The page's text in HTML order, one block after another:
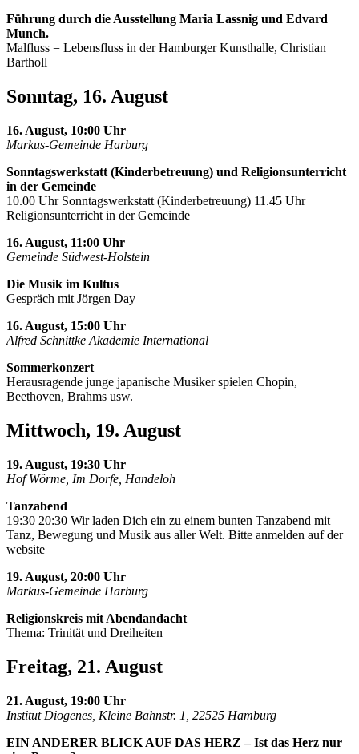
Führung durch die Ausstellung Maria Lassnig und Edvard
Munch.
Malfluss = Lebensfluss in der Hamburger Kunsthalle, Christian
Bartholl
Sonntag, 16. August
16. August, 10:00 Uhr
Markus-Gemeinde Harburg
Sonntagswerkstatt (Kinderbetreuung) und Religionsunterricht
in der Gemeinde
10.00 Uhr Sonntagswerkstatt (Kinderbetreuung) 11.45 Uhr
Religionsunterricht in der Gemeinde
16. August, 11:00 Uhr
Gemeinde Südwest-Holstein
Die Musik im Kultus
Gespräch mit Jörgen Day
16. August, 15:00 Uhr
Alfred Schnittke Akademie International
Sommerkonzert
Herausragende junge japanische Musiker spielen Chopin,
Beethoven, Brahms usw.
Mittwoch, 19. August
19. August, 19:30 Uhr
Hof Wörme, Im Dorfe, Handeloh
Tanzabend
19:30 20:30 Wir laden Dich ein zu einem bunten Tanzabend mit
Tanz, Bewegung und Musik aus aller Welt. Bitte anmelden auf der
website
19. August, 20:00 Uhr
Markus-Gemeinde Harburg
Religionskreis mit Abendandacht
Thema: Trinität und Dreiheiten
Freitag, 21. August
21. August, 19:00 Uhr
Institut Diogenes, Kleine Bahnstr. 1, 22525 Hamburg
EIN ANDERER BLICK AUF DAS HERZ – Ist das Herz nur